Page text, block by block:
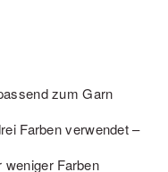
zum Garn
Farben verwendet –
Farben